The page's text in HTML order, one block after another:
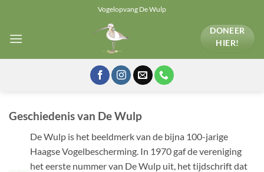
inhoud
Vogelopvang De Wulp
DONEER
HIER!
Geschiedenis van De Wulp
De Wulp is het beeldmerk van de bijna 100-jarige
Haagse Vogelbescherming. In 1970 gaf de vereniging
het eerste nummer van De Wulp uit, het tijdschrift dat